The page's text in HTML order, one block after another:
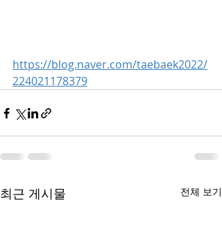
https://blog.naver.com/taebaek2022/
224021178379
최근 게시물 전체 보기